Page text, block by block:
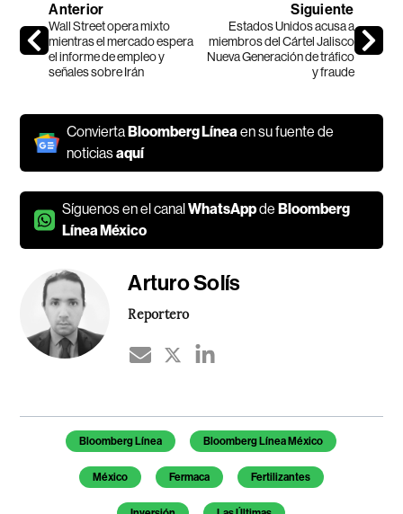
Anterior
Wall Street opera mixto
mientras el mercado espera
el informe de empleo y
señales sobre Irán
Siguiente
Estados Unidos acusa a
miembros del Cártel Jalisco
Nueva Generación de tráfico
y fraude
ConviertaBloomberg Líneaen su fuente de
noticiasaquí
Síguenos en el canalWhatsAppdeBloomberg
Línea México
Arturo Solís
Reportero
Temas de este artículo
Bloomberg Línea Bloomberg Línea México
México Fermaca Fertilizantes